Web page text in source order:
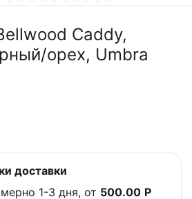
Caddy,
орех, Umbra
доставки
1-3 дня, от 500.00 Р